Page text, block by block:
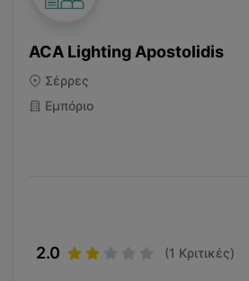
ACA Lighting Apostolidis
Σέρρες
Εμπόριο
2.0 (1 Κριτικές)